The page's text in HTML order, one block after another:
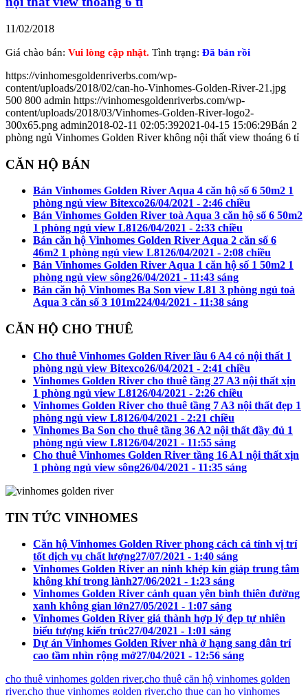
11/02/2018
Giá chào bán: Vui lòng cập nhật. Tình trạng: Đã bán rồi
https://vinhomesgoldenriverbs.com/wp-
content/uploads/2018/02/can-ho-Vinhomes-Golden-River-21.jpg
500 800 admin https://vinhomesgoldenriverbs.com/wp-
content/uploads/2018/03/Vinhomes-Golden-River-logo2-
300x65.png admin2018-02-11 02:05:392021-04-15 15:06:29Bán 2
phòng ngủ Vinhomes Golden River không nội thất view thoáng 6 tỉ
CĂN HỘ BÁN
Bán Vinhomes Golden River Aqua 4 căn hộ số 6 50m2 1
phòng ngủ view Bitexco26/04/2021 - 2:46 chiều
Bán Vinhomes Golden River toà Aqua 3 căn hộ số 6 50m2
1 phòng ngủ view L8126/04/2021 - 2:33 chiều
Bán căn hộ Vinhomes Golden River Aqua 2 căn số 6
46m2 1 phòng ngủ view L8126/04/2021 - 2:08 chiều
Bán Vinhomes Golden River Aqua 1 căn hộ số 1 50m2 1
phòng ngủ view sông26/04/2021 - 11:43 sáng
Bán căn hộ Vinhomes Ba Son view L81 3 phòng ngủ toà
Aqua 3 căn số 3 101m224/04/2021 - 11:38 sáng
CĂN HỘ CHO THUÊ
Cho thuê Vinhomes Golden River lầu 6 A4 có nội thất 1
phòng ngủ view Bitexco26/04/2021 - 2:41 chiều
Vinhomes Golden River cho thuê tầng 27 A3 nội thất xịn
1 phòng ngủ view L8126/04/2021 - 2:26 chiều
Vinhomes Golden River cho thuê tầng 7 A3 nội thất đẹp 1
phòng ngủ view L8126/04/2021 - 2:21 chiều
Vinhomes Ba Son cho thuê tầng 36 A2 nội thất đầy đủ 1
phòng ngủ view L8126/04/2021 - 11:55 sáng
Cho thuê Vinhomes Golden River tầng 16 A1 nội thất xịn
1 phòng ngủ view sông26/04/2021 - 11:35 sáng
TIN TỨC VINHOMES
Căn hộ Vinhomes Golden River phong cách cá tính vị trí
tốt dịch vụ chất lượng27/07/2021 - 1:40 sáng
Vinhomes Golden River an ninh khép kín giáp trung tâm
không khí trong lành27/06/2021 - 1:23 sáng
Vinhomes Golden River cảnh quan yên bình thiên đường
xanh không gian lớn27/05/2021 - 1:07 sáng
Vinhomes Golden River giá thành hợp lý đẹp tự nhiên
biểu tượng kiến trúc27/04/2021 - 1:01 sáng
Dự án Vinhomes Golden River nhà ở hạng sang dân trí
cao tầm nhìn rộng mở27/04/2021 - 12:56 sáng
cho thuê vinhomes golden river,cho thuê căn hộ vinhomes golden
river,cho thue vinhomes golden river,cho thue can ho vinhomes